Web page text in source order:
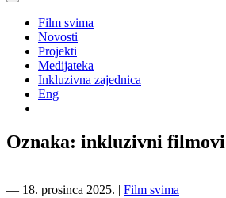
Film svima
Novosti
Projekti
Medijateka
Inkluzivna zajednica
Eng
Oznaka: inkluzivni filmovi
― 18. prosinca 2025. | Film svima